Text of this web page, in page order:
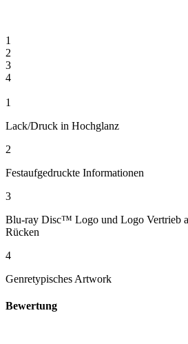
1
2
3
4
1
Lack/Druck in Hochglanz
2
Festaufgedruckte Informationen
3
Blu-ray Disc™ Logo und Logo Vertrieb
Rücken
4
Genretypisches Artwork
Bewertung